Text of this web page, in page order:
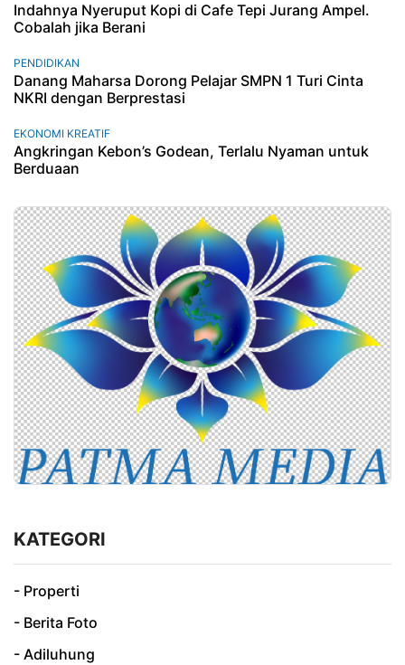
Indahnya Nyeruput Kopi di Cafe Tepi Jurang Ampel.
Cobalah jika Berani
PENDIDIKAN
Danang Maharsa Dorong Pelajar SMPN 1 Turi Cinta
NKRI dengan Berprestasi
EKONOMI KREATIF
Angkringan Kebon’s Godean, Terlalu Nyaman untuk
Berduaan
KATEGORI
- Properti
- Berita Foto
- Adiluhung